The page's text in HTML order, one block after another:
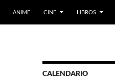
ANIME CINE LIBROS
CALENDARIO